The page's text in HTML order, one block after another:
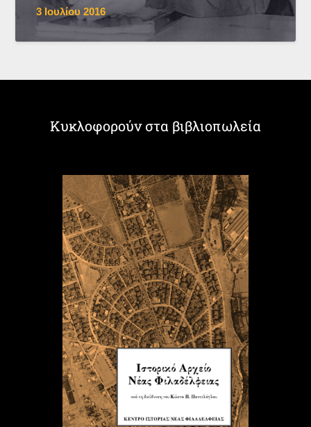
3 Ιουλίου 2016
Κυκλοφορούν στα βιβλιοπωλεία